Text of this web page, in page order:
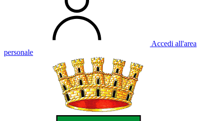
Accedi all'area
personale